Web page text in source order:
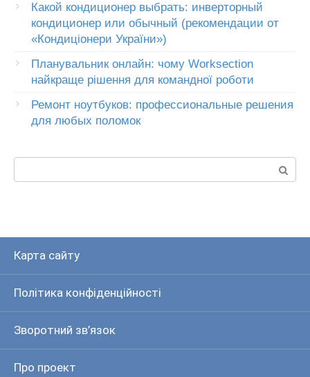
Какой кондиционер выбрать: инверторный
кондиционер или обычный (рекомендации от
«Кондиціонери України»)
Планувальник онлайн: чому Worksection
найкраще рішення для командної роботи
Ремонт ноутбуков: профессиональные решения
для любых поломок
Карта сайту
Політика конфіденційності
Зворотний зв’язок
Про проект